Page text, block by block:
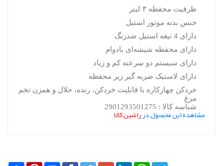
ظرفیت محفظه ۳ لیتر
جنس بدنه موتور استیل
دارای 4 تیغه استیل ضدزنگ
دارای محفظه شیشه‌ای بادوام
دارای سیستم دو سرعته کم و زیاد
دارای لاستیک ضربه گیر زیر محفظه
خردکن چهارکاره با قابلیت خردکن، رنده، خلال و همزن تخم
مرغ
شناسه کالا : 2901293501275
مشاهده این محصول درراشین کالا